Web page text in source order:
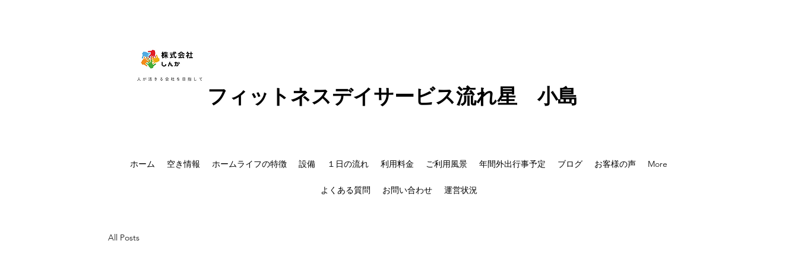
フィットネスデイサービス流れ星 小島
よくある質問 お問い合わせ 運営状況
ホーム 空き情報 ホームライフの特徴 設備 １日の流れ 利用料金 ご利用風景 年間外出行事予定 ブログ お客様の声 More
All Posts